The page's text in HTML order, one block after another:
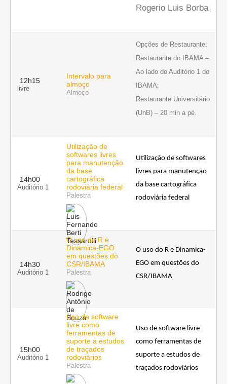
Rogerio Luis Borba
12h15
livre
Intervalo para
almoço
Almoço
Opções de Restaurante:
Restaurante do IBAMA –
Ao lado do Auditório 1 do
IBAMA;
Restaurante Universitário
(UnB) – 20 min a pé.
14h00
Auditório 1
Utilização de
softwares livres
para manutenção
da base
cartográfica
rodoviária federal
Palestra
Utilização de softwares
livres para manutenção
da base cartográfica
rodoviária federal
14h30
Auditório 1
O uso do R e
Dinamica-EGO
em questões do
CSR/IBAMA
Palestra
O uso do R e Dinamica-
EGO em questões do
CSR/IBAMA
15h00
Auditório 1
Uso de software
livre como
ferramentas de
suporte a estudos
de traçados
rodoviários
Palestra
Uso de software livre
como ferramentas de
suporte a estudos de
traçados rodoviários